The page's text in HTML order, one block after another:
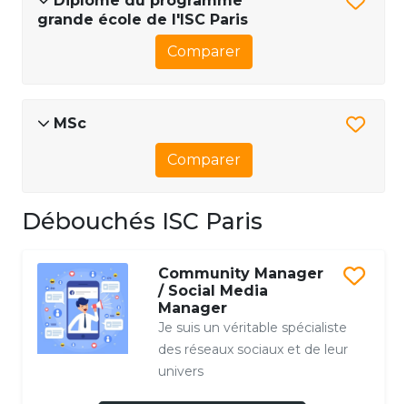
grande école de l'ISC Paris
Comparer
MSc
Comparer
Débouchés ISC Paris
Community Manager
/ Social Media
Manager
Je suis un véritable spécialiste
des réseaux sociaux et de leur
univers